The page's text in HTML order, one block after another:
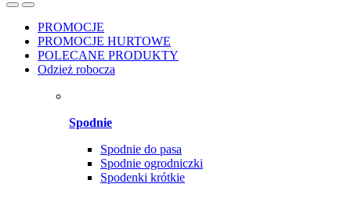
PROMOCJE
PROMOCJE HURTOWE
POLECANE PRODUKTY
Odzież robocza
Spodnie
Spodnie do pasa
Spodnie ogrodniczki
Spodenki krótkie